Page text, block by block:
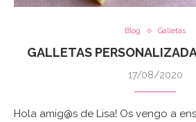
Blog Galletas
GALLETAS
17/08/2020
Hola amig@s de Lisa! Os vengo a